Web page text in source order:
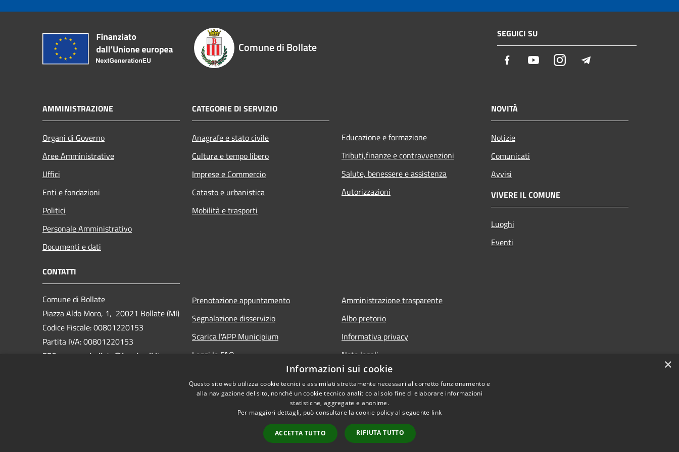
Comune di Bollate
SEGUICI SU
Facebook YoutubeInstagram
AMMINISTRAZIONE
Organi di Governo
Aree Amministrative
Uffici
Enti e fondazioni
Politici
Personale Amministrativo
Documenti e dati
CATEGORIE DI SERVIZIO
Anagrafe e stato civile
Cultura e tempo libero
Imprese e Commercio
Catasto e urbanistica
Mobilità e trasporti
Educazione e formazione
Tributi,finanze e contravvenzioni
Salute, benessere e assistenza
Autorizzazioni
NOVITÀ
Notizie
Comunicati
Avvisi
VIVERE IL COMUNE
Luoghi
Eventi
CONTATTI
Comune di Bollate
Piazza Aldo Moro, 1, 20021 Bollate (MI)
Codice Fiscale: 00801220153
Partita IVA: 00801220153
PEC:
comune.bollate@legalmail.it
Prenotazione appuntamento
Segnalazione disservizio
Scarica l'APP Municipium
Leggi le FAQ
Webmail
Amministrazione trasparente
Albo pretorio
Informativa privacy
Note legali
Dichiarazione di accessibilità
×
Informazioni sui cookie
Questo sito web utilizza cookie tecnici e assimilati strettamente necessari al corretto funzionamento e
alla navigazione del sito, nonché un cookie tecnico analitico al solo fine di elaborare informazioni
statistiche, aggregate e anonime.
Per maggiori dettagli, può consultare la cookie policy al seguente link
ACCETTA TUTTO RIFIUTA TUTTO